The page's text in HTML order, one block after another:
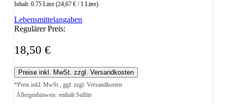
Inhalt: 0.75 Liter (24,67 € / 1 Liter)
Lebensmittelangaben
Regulärer Preis:
18,50 €
Preise inkl. MwSt. zzgl. Versandkosten
*Preis inkl. MwSt., ggf. zzgl. Versandkosten
Allergenhinweis: enthält Sulfite